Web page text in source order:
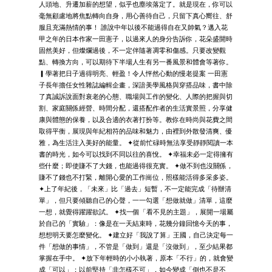
人頭地、升遷加薪的想望，似乎也塵埃落定了。就是現在，你可以
毫無顧慮地將焦點轉向自身，用心善待自己，只留下真心嚮往、舒
服且充滿熱情的事！ 誰說中年以後不能過得自在又帥氣？邁入花
甲之年的日本作家一田憲子，以過來人的身分告訴你，花朵盛開時
固然美好，但燦爛過後，不一定伴隨著凋零和傷感。只要改變觀
點、轉換方向，可以期待下半場人生有另一番風景和體會等著你。
▎學著把日子過得明亮、輕盈！令人怦然心動的慢老提案 一田憲
子長年擔任女性雜誌編輯企畫，深諳美學風格與穿搭品味，書中除
了真誠訴說面對衰老的心態、職場與工作的變化、人際的把握與切
割、家庭關係經營、時間分配，還搭配作者的生活實景照，分享健
康與體態的保養，以及合適的衣著打扮等。教你在時尚與花費之間
取得平衡，展現與年紀相符的品味和魅力，由裡到外散發清爽、優
雅，為生活注入美好的能量。 ✦從前忙碌時無法享受靜靜閱讀一本
書的時光，如今可以找到不同以往的喜悅。 ✦幸福未必一定得擁有
些什麼；即使賺不了大錢，也能過得很充實。 ✦做不到也沒關係，
賺不了錢也不打緊，離開心愛的工作崗位，照樣能活得多采多姿。
✦上了年紀後，「未來」比「過去」短暫，不一定能完成「待辦清
單」，但只要傾聽自己的心聲，一一勾選「想做就做」清單，這麼
一想，就覺得躍躍欲試。 ✦找一個「看不見的主題」，展開一場屬
於自己的「實驗」：像是在一天結束時，花幾分鐘回憶今天的事，
想想明天要怎麼變化。 ✦建立好「我說了算」王國，自己決定每一
件「想做的事情」，不管是「做到」還是「沒做到」，至少結果都
掌握在手中。 ✦放下年輕時的小小執著，原本「不行」的，就會變
成「可以」；以前堅持「非怎樣不可」，如今變成「倒也不是不